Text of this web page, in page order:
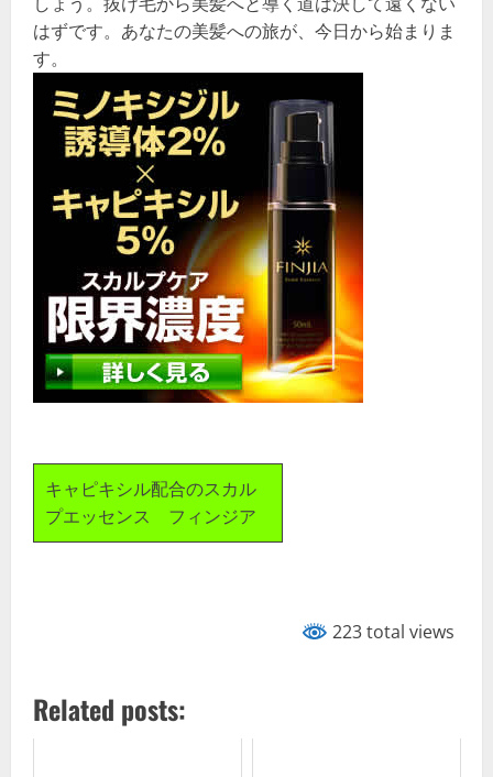
はずです。あなたの美髪への旅が、今日から始まりま
す。
キャピキシル配合のスカル
プエッセンス フィンジア
223 total views
Related posts: